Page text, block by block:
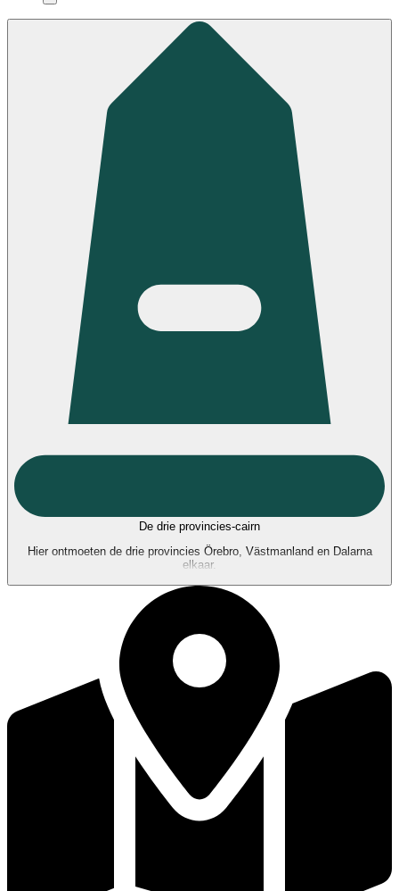
De drie provincies-cairn
Hier ontmoeten de drie provincies Örebro, Västmanland en Dalarna
elkaar.